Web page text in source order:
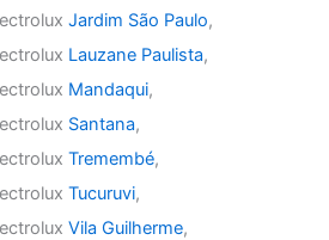
Jardim São Paulo,
Lauzane Paulista,
Mandaqui,
Santana,
Tremembé,
Tucuruvi,
Vila Guilherme,